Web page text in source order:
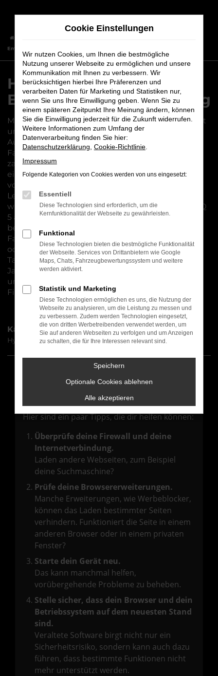
Zum
springen
Empfehlung für Würzburg
Hyundai IONIQ 5 – unsere
Empfehlung für Würzburg
Mit einem Hyundai IONIQ 5 sind Sie gut organisiert
und mobil in Würzburg und Umgebung. Wir vom
Autohaus Maier sind voll und ganz von diesem
Fahrzeug überzeugt und erläutern Ihnen gern die
zahlreichen Vorteile. Der Weg aus Würzburg an
einen unserer beiden Standorte ist nicht weit und
vor Ort erwartet Sie Kundenservice mit
Leidenschaft und höchster Fachkompetenz. Wir
wissen zudem, worauf es bei einem Hyundai IONIQ
5 ankommt und welche Ausstattung sich
besonders eignet. Natürlich erhalten Sie Ihr
Fahrzeug für Würzburg wahlweise als Neuwagen
oder zu deutlich günstigeren Preisen auch als
Tageszulassung, Gebrauchtwagen oder
Jahreswagen. Auch hier stehen wir Ihnen mit Rat
und Tat zur Seite und unterstützen Sie beim
Finden der individuell besten Mobilitätslösung.
Kategorie
Hyundai IONIQ 5 Würzburg
Fehler: Network Error
Beim Laden ist ein Fehler aufgetreten.
Hier sind ein paar Tipps, die dir helfen können:
Überprüfe deine Firewall und deine
Internetverbindung.
Laden andere Webseiten, zum Beispiel
deine Suchmaschine?
Prüfe deine Browsererweiterungen.
Manche Erweiterungen, wie Werbeblocker,
können das Laden bestimmter Seiten
verhindern. Funktioniert die Seite in einem
anderen Browser oder in einem privaten
Fenster?
Starte dein Gerät neu.
Das kann manchmal helfen,
vorübergehende Probleme zu beheben.
Stelle sicher, dass dein Browser und dein
Betriebssystem auf dem neuesten Stand
sind.
Veraltete Software birgt nicht nur ein
Sicherheitsrisiko, sondern kann auch dazu
führen, dass bestimmte Funktionen nicht
mehr unterstützt werden.
Cookie Einstellungen
Wir nutzen Cookies, um Ihnen die bestmögliche
Nutzung unserer Webseite zu ermöglichen und unsere
Kommunikation mit Ihnen zu verbessern. Wir
berücksichtigen hierbei Ihre Präferenzen und
verarbeiten Daten für Marketing und Statistiken nur,
wenn Sie uns Ihre Einwilligung geben. Wenn Sie zu
einem späteren Zeitpunkt Ihre Meinung ändern, können
Sie die Einwilligung jederzeit für die Zukunft widerrufen.
Weitere Informationen zum Umfang der
Datenverarbeitung finden Sie hier:
Datenschutzerklärung Cookie-Richtlinie
Impressum
Folgende Kategorien von Cookies werden von uns eingesetzt:
Essentiell
Diese Technologien sind erforderlich, um die
Kernfunktionalität der Webseite zu gewährleisten.
Funktional
Diese Technologien bieten die bestmögliche Funktionalität
der Webseite. Services von Drittanbietern wie Google
Maps, Chats, Fahrzeugbewertungssystem und weitere
werden aktiviert.
Statistik und Marketing
Diese Technologien ermöglichen es uns, die Nutzung der
Webseite zu analysieren, um die Leistung zu messen und
zu verbessern. Zudem werden Technologien eingesetzt,
die von dritten Werbetreibenden verwendet werden, um
Sie auf anderen Webseiten zu verfolgen und um Anzeigen
zu schalten, die für Ihre Interessen relevant sind.
Speichern
Optionale Cookies ablehnen
Alle akzeptieren